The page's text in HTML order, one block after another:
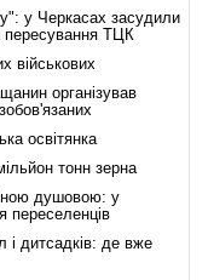
у Черкасах засудили
пересування ТЦК
військових
організував
освітянка
тонн зерна
душовою: у
переселенців
і дитсадків: де вже